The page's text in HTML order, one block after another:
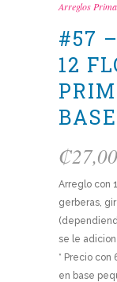
Arreglos
#57
12
₡
Arreglo con
gerberas,
se le
* Precio con
en base